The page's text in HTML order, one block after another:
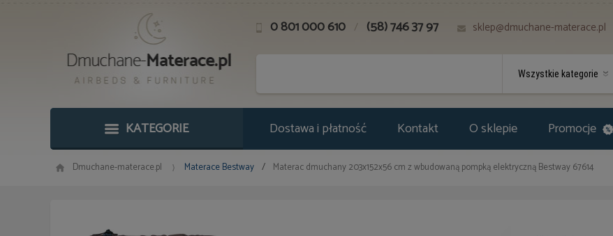
0 801 000 610 / (58) 746 37 97 sklep@dmuchane-materace.pl
KATEGORIE Dostawa i płatność Kontakt O sklepie Promocje
Dmuchane-materace.pl Materace Bestway / Materac dmuchany 203x152x56 cm z wbudowaną pompką elektryczną Bestway 67614